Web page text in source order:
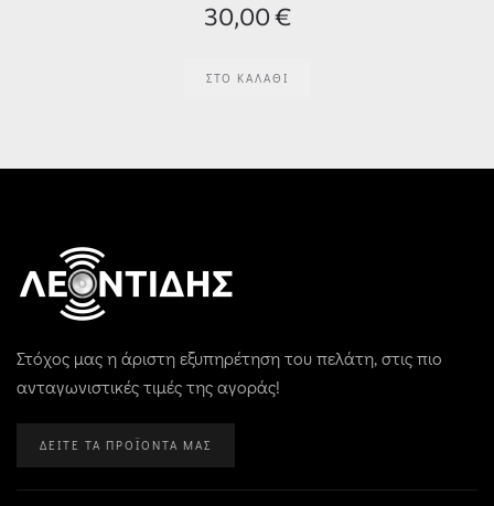
30,00 €
ΣΤΟ ΚΑΛΆΘΙ
Στόχος μας η άριστη εξυπηρέτηση του πελάτη, στις πιο
ανταγωνιστικές τιμές της αγοράς!
ΔΕΊΤΕ ΤΑ ΠΡΟΪΌΝΤΑ ΜΑΣ